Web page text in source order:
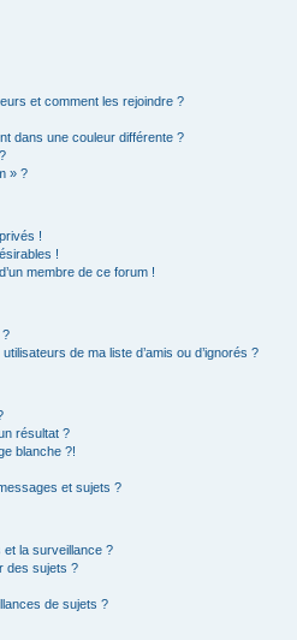
et comment les rejoindre ?
dans une couleur différente ?
» ?
!
!
membre de ce forum !
?
de ma liste d’amis ou d’ignorés ?
résultat ?
blanche ?!
et sujets ?
la surveillance ?
des sujets ?
de sujets ?